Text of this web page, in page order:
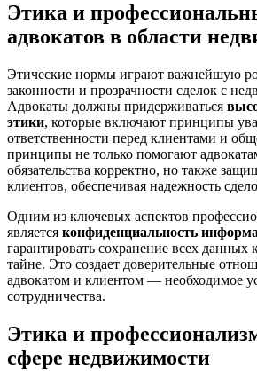
Этика и
адвокатов в области
Этические нормы играют важнейшую
законности и прозрачности сделок с
Адвокаты должны придерживаться
этики, которые включают принципы
ответственности перед клиентами и
принципы не только помогают
обязательства корректно, но также
клиентов, обеспечивая надежность
Одним из ключевых аспектов
является конфиденциальность
гарантировать сохранение всех данных
тайне. Это создает доверительные
адвокатом и клиентом — необходимое
сотрудничества.
Этика и
сфере недвижимости